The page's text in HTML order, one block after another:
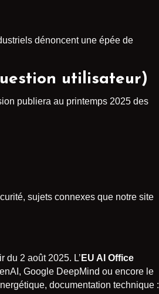
dénoncent une épée de
utilisateur)
publiera au printemps 2025 des
sujets connexes que notre site
2 août 2025. L’ EU AI Office
Google DeepMind ou encore le
documentation technique :